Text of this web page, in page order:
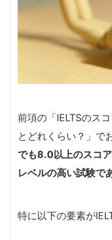
前項の「IELTSのス
とどれくらい？」で
でも8.0以上のスコ
レベルの高い試験で
特に以下の要素が